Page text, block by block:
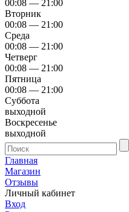
00:08 — 21:00
Вторник
00:08 — 21:00
Среда
00:08 — 21:00
Четверг
00:08 — 21:00
Пятница
00:08 — 21:00
Суббота
выходной
Воскресенье
выходной
Главная
Магазин
Отзывы
Личный кабинет
Вход